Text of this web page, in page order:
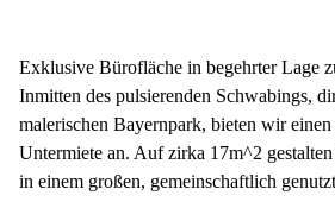
Exklusive Bürofläche in begehrter Lage
Inmitten des pulsierenden Schwabings,
malerischen Bayernpark, bieten wir
Untermiete an. Auf zirka 17m^2
in einem großen, gemeinschaftlich